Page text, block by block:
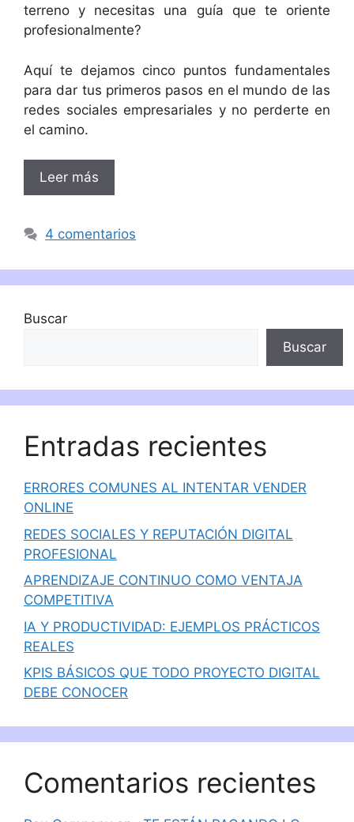
terreno y necesitas una guía que te oriente
profesionalmente?
Aquí te dejamos cinco puntos fundamentales
para dar tus primeros pasos en el mundo de las
redes sociales empresariales y no perderte en
el camino.
Leer más
4 comentarios
Buscar
Buscar
Entradas recientes
ERRORES COMUNES AL INTENTAR VENDER
ONLINE
REDES SOCIALES Y REPUTACIÓN DIGITAL
PROFESIONAL
APRENDIZAJE CONTINUO COMO VENTAJA
COMPETITIVA
IA Y PRODUCTIVIDAD: EJEMPLOS PRÁCTICOS
REALES
KPIS BÁSICOS QUE TODO PROYECTO DIGITAL
DEBE CONOCER
Comentarios recientes